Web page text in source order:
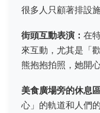
很多人只顧著排設
街頭互動表演：在
來互動，尤其是「
熊抱抱拍照，她開
美食廣場旁的休息
心」的軌道和人們